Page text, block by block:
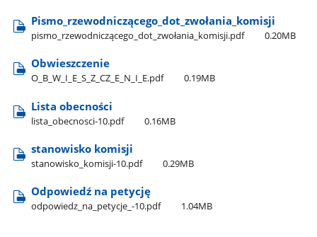
Pismo​_rzewodniczącego​_dot​_zwołania​_komisji
pismo​_rzewodniczącego​_dot​_zwołania​_komisji.pdf 0.20MB
Obwieszczenie
O​_B​_W​_I​_E​_S​_Z​_CZ​_E​_N​_I​_E.pdf 0.19MB
Lista obecności
lista​_obecnosci-10.pdf 0.16MB
stanowisko komisji
stanowisko​_komisji-10.pdf 0.29MB
Odpowiedź na petycję
odpowiedz​_na​_petycje​_-10.pdf 1.04MB